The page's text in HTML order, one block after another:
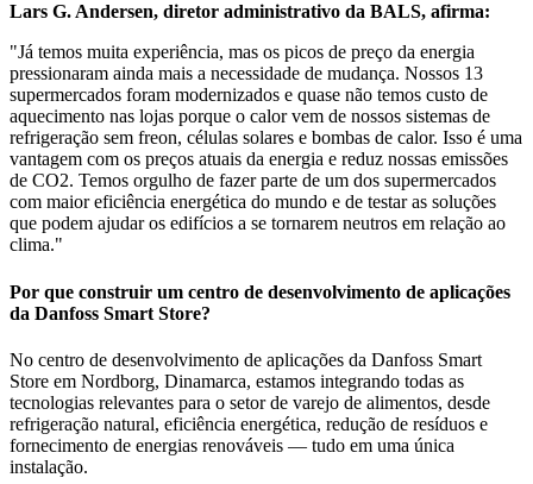
Lars G. Andersen, diretor administrativo da BALS, afirma:
"Já temos muita experiência, mas os picos de preço da energia
pressionaram ainda mais a necessidade de mudança. Nossos 13
supermercados foram modernizados e quase não temos custo de
aquecimento nas lojas porque o calor vem de nossos sistemas de
refrigeração sem freon, células solares e bombas de calor. Isso é uma
vantagem com os preços atuais da energia e reduz nossas emissões
de CO2. Temos orgulho de fazer parte de um dos supermercados
com maior eficiência energética do mundo e de testar as soluções
que podem ajudar os edifícios a se tornarem neutros em relação ao
clima."
Por que construir um centro de desenvolvimento de aplicações
da Danfoss Smart Store?
No centro de desenvolvimento de aplicações da Danfoss Smart
Store em Nordborg, Dinamarca, estamos integrando todas as
tecnologias relevantes para o setor de varejo de alimentos, desde
refrigeração natural, eficiência energética, redução de resíduos e
fornecimento de energias renováveis — tudo em uma única
instalação.